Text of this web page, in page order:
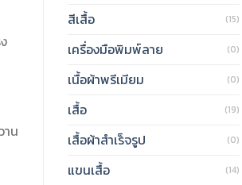
น
สีเสื้อ (15)
เครื่องมือพิมพ์ลาย (0)
เนื้อผ้าพรีเมียม (0)
เสื้อ (19)
เสื้อผ้าสำเร็จรูป (0)
แขนเสื้อ (14)